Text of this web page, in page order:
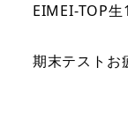
EIMEI-TOP生
期末テストお